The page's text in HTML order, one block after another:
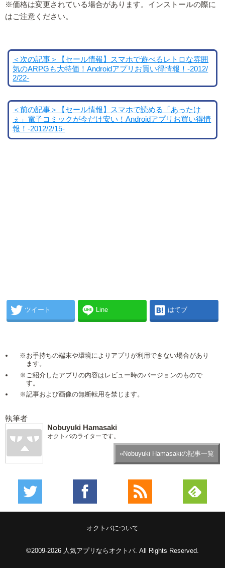
※価格は変更されている場合があります。インストールの際に
はご注意ください。
＜次の記事＞【セール情報】スマホで遊べるレトロな雰囲
気のARPGも大特価！Androidアプリお買い得情報！-2012/
2/22-
＜前の記事＞【セール情報】スマホで読める「あったけ
ぇ」電子コミックが今だけ安い！Androidアプリお買い得情
報！-2012/2/15-
ツイート Line はてブ
※お手持ちの端末や環境によりアプリが利用できない場合があり
ます。
※ご紹介したアプリの内容はレビュー時のバージョンのもので
す。
※記事および画像の無断転用を禁じます。
執筆者
Nobuyuki Hamasaki
オクトバのライターです。
»Nobuyuki Hamasakiの記事一覧
オクトバについて
©2009-2026 人気アプリならオクトバ. All Rights Reserved.